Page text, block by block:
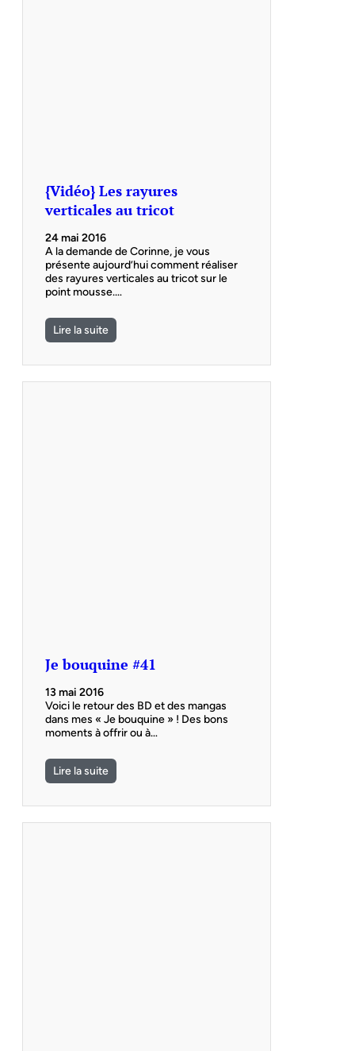
{Vidéo} Les rayures
verticales au tricot
24 mai 2016
A la demande de Corinne, je vous
présente aujourd’hui comment réaliser
des rayures verticales au tricot sur le
point mousse.…
Lire la suite
Je bouquine #41
13 mai 2016
Voici le retour des BD et des mangas
dans mes « Je bouquine » ! Des bons
moments à offrir ou à…
Lire la suite